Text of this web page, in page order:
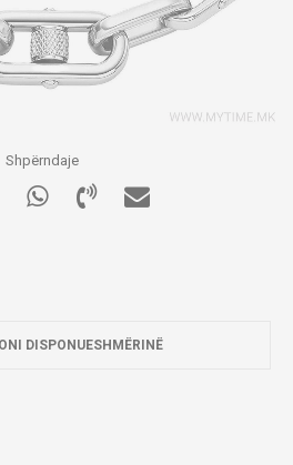
Shpërndaje
DISPONUESHMËRINË